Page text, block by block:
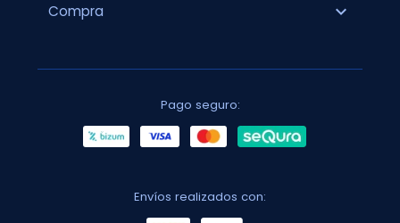
Compra expand_more
Pago seguro:
Envíos realizados con: